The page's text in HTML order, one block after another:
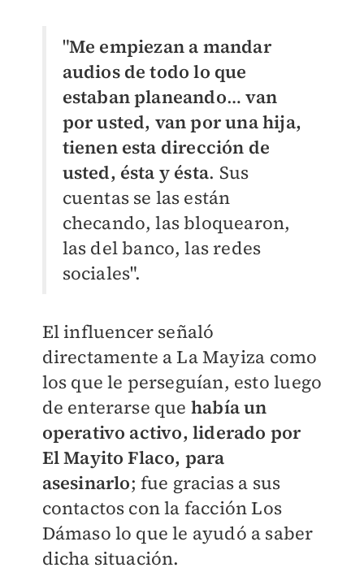
"Me empiezan a mandar
audios de todo lo que
estaban planeando…van
por usted, van por una hija,
tienen esta dirección de
usted, ésta y ésta. Sus
cuentas se las están
checando, las bloquearon,
las del banco, las redes
sociales".
El influencer señaló
directamente a La Mayiza como
los que le perseguían, esto luego
de enterarse que había un
operativo activo, liderado por
El Mayito Flaco, para
asesinarlo; fue gracias a sus
contactos con la facción Los
Dámaso lo que le ayudó a saber
dicha situación.